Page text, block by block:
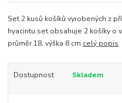
Set 2 kusů košíků vyrobených z
hyacintu.set obsahuje 2 košíky o
průměr 18, výška 8 cm celý popis
Dostupnost Skladem